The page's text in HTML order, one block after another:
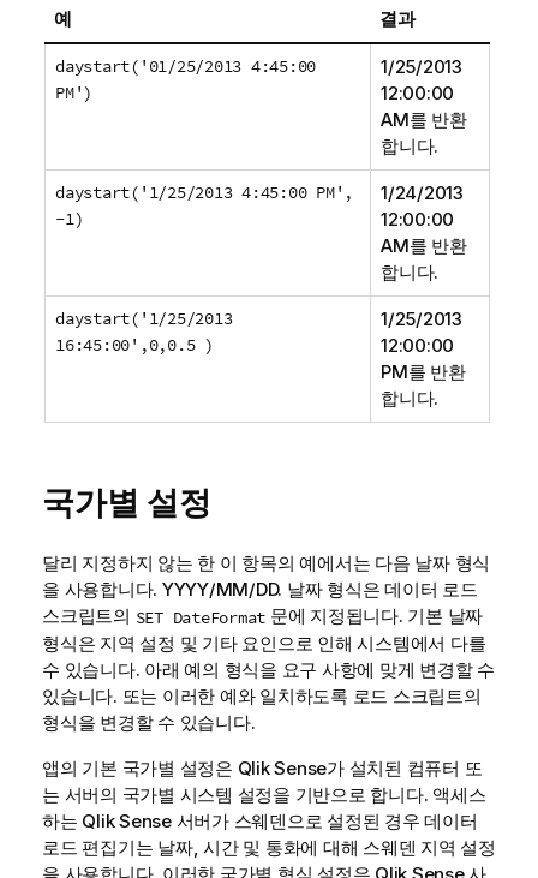
예 결과
daystart('01/25/2013 4:45:00
PM')
1/25/2013
12:00:00
AM를 반환
합니다.
daystart('1/25/2013 4:45:00 PM',
-1)
1/24/2013
12:00:00
AM를 반환
합니다.
daystart('1/25/2013
16:45:00',0,0.5 )
1/25/2013
12:00:00
PM를 반환
합니다.
국가별 설정
달리 지정하지 않는 한 이 항목의 예에서는 다음 날짜 형식
을 사용합니다. YYYY/MM/DD. 날짜 형식은 데이터 로드
스크립트의 SET DateFormat 문에 지정됩니다. 기본 날짜
형식은 지역 설정 및 기타 요인으로 인해 시스템에서 다를
수 있습니다. 아래 예의 형식을 요구 사항에 맞게 변경할 수
있습니다. 또는 이러한 예와 일치하도록 로드 스크립트의
형식을 변경할 수 있습니다.
앱의 기본 국가별 설정은 Qlik Sense가 설치된 컴퓨터 또
는 서버의 국가별 시스템 설정을 기반으로 합니다. 액세스
하는 Qlik Sense서버가 스웨덴으로 설정된 경우 데이터
로드 편집기는 날짜, 시간 및 통화에 대해 스웨덴 지역 설정
을 사용합니다. 이러한 국가별 형식 설정은 Qlik Sense사